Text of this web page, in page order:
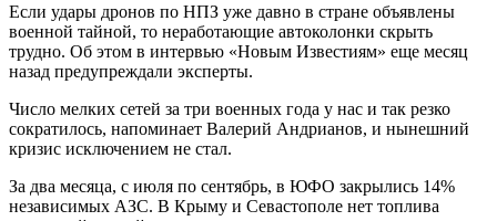
Если удары дронов по НПЗ уже давно в стране объявлены
военной тайной, то неработающие автоколонки скрыть
трудно. Об этом в интервью «Новым Известиям» еще месяц
назад предупреждали эксперты.
Число мелких сетей за три военных года у нас и так резко
сократилось, напоминает Валерий Андрианов, и нынешний
кризис исключением не стал.
За два месяца, с июля по сентябрь, в ЮФО закрылись 14%
независимых АЗС. В Крыму и Севастополе нет топлива